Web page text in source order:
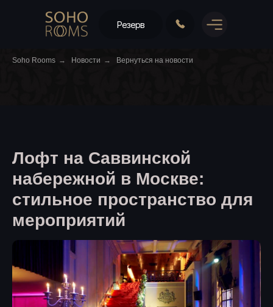
Резерв
Soho Rooms → Новости → Вернуться на новости
Лофт на Саввинской
набережной в Москве:
стильное пространство для
мероприятий